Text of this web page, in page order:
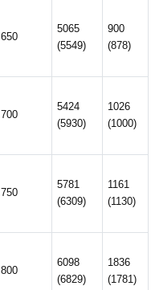
650
5065
(5549)
900
(878)
700
5424
(5930)
1026
(1000)
750
5781
(6309)
1161
(1130)
800
6098
(6829)
1836
(1781)